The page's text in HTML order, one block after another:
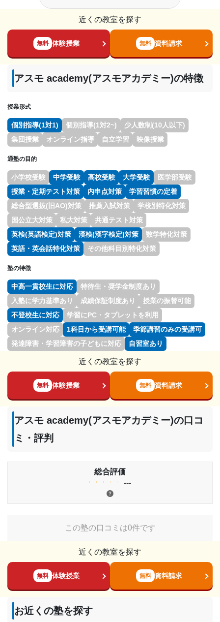
近くの教室を探す
無料 体験授業 無料 資料請求
アスモ academy(アスモアカデミー)の特徴
授業形式
個別指導(1対1) 個別指導(1対2~)
少人数制(10人以下)
集団授業
オンライン指導 自立学習 映像授業
通塾の目的
小学校受験 中学受験 高校受験 大学受験
医学部受験
授業・定期テスト対策
内申点対策
学習習慣の定着
総合型選抜(旧AO)対策
推薦入試対策
学校別特化対策
国公立大対策
私大対策
共通テスト対策
英検(英語検定)対策
漢検(漢字検定)対策
数学特化対策
英語・英会話特化対策
その他科目別特化対策
塾の特徴
中高一貫校生に対応
特待生・奨学金制度あり
入塾に学力基準あり
成績保証制度あり
授業の振替可能
不登校生に対応
学習にPC・タブレットを利用
オンライン対応
1科目から受講可能
季節講習のみの受講可
発達障害・学習障害の子どもに対応
自習室あり
近くの教室を探す
無料 体験授業 無料 資料請求
アスモ academy(アスモアカデミー)の口コ
ミ・評判
総合評価
---
この塾の口コミは0件です
近くの教室を探す
無料 体験授業 無料 資料請求
お近くの塾を探す